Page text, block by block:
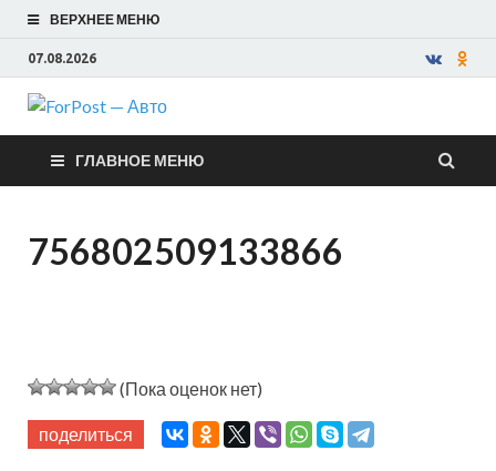
ВЕРХНЕЕ МЕНЮ
07.08.2026
ForPost —
Авто
ГЛАВНОЕ МЕНЮ
756802509133866
(Пока оценок нет)
поделиться